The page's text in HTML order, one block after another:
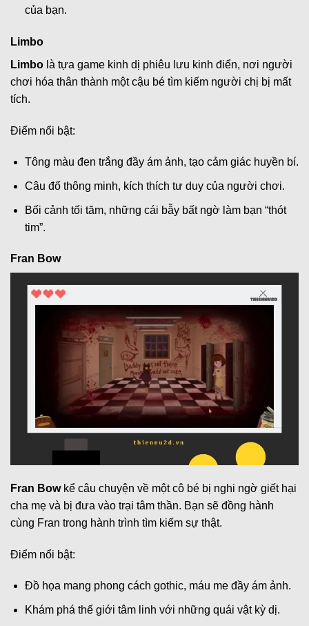
của bạn.
Limbo
Limbo là tựa game kinh dị phiêu lưu kinh điển, nơi người
chơi hóa thân thành một cậu bé tìm kiếm người chị bị mất
tích.
Điểm nổi bật:
Tông màu đen trắng đầy ám ảnh, tạo cảm giác huyền bí.
Câu đố thông minh, kích thích tư duy của người chơi.
Bối cảnh tối tăm, những cái bẫy bất ngờ làm bạn “thót
tim”.
Fran Bow
Fran Bowkể câu chuyện về một cô bé bị nghi ngờ giết hại
cha mẹ và bị đưa vào trại tâm thần. Bạn sẽ đồng hành
cùng Fran trong hành trình tìm kiếm sự thật.
Điểm nổi bật:
Đồ họa mang phong cách gothic, máu me đầy ám ảnh.
Khám phá thế giới tâm linh với những quái vật kỳ dị.